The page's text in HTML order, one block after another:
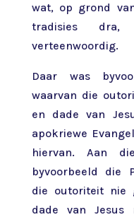
wat, op grond
tradisies dra,
verteenwoordig.
Daar was
waarvan die
en dade van
apokriewe
hiervan. Aan
byvoorbeeld die
die outoriteit nie
dade van Jesus